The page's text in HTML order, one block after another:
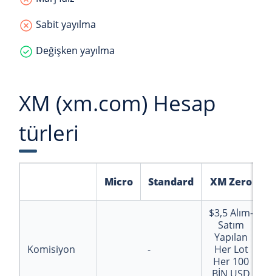
Sabit yayılma
Değişken yayılma
XM (xm.com) Hesap
türleri
Micro Standard XM Zero
Komisiyon -
$3,5Alım-
Satım
Yapılan
Her Lot
Her 100